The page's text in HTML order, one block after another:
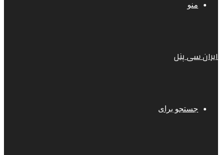
منو
ایران سی پنل
جستجو برای